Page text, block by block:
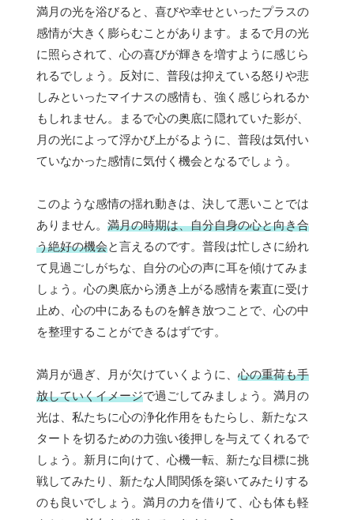
満月の光を浴びると、喜びや幸せといったプラスの
感情が大きく膨らむことがあります。まるで月の光
に照らされて、心の喜びが輝きを増すように感じら
れるでしょう。反対に、普段は抑えている怒りや悲
しみといったマイナスの感情も、強く感じられるか
もしれません。まるで心の奥底に隠れていた影が、
月の光によって浮かび上がるように、普段は気付い
ていなかった感情に気付く機会となるでしょう。
このような感情の揺れ動きは、決して悪いことでは
ありません。 満月の時期は、自分自身の心と向き合
う絶好の機会と言えるのです。普段は忙しさに紛れ
て見過ごしがちな、自分の心の声に耳を傾けてみま
しょう。心の奥底から湧き上がる感情を素直に受け
止め、心の中にあるものを解き放つことで、心の中
を整理することができるはずです。
満月が過ぎ、月が欠けていくように、 心の重荷も手
放していくイメージで過ごしてみましょう。満月の
光は、私たちに心の浄化作用をもたらし、新たなス
タートを切るための力強い後押しを与えてくれるで
しょう。新月に向けて、心機一転、新たな目標に挑
戦してみたり、新たな人間関係を築いてみたりする
のも良いでしょう。満月の力を借りて、心も体も軽